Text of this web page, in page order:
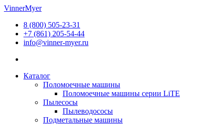
Перейти
содержимому
VinnerMyer
8 (800) 505-23-31
+7 (861) 205-54-44
info@vinner-myer.ru
Каталог
Поломоечные машины
Поломоечные машины серии LiTE
Пылесосы
Пылеводососы
Подметальные машины